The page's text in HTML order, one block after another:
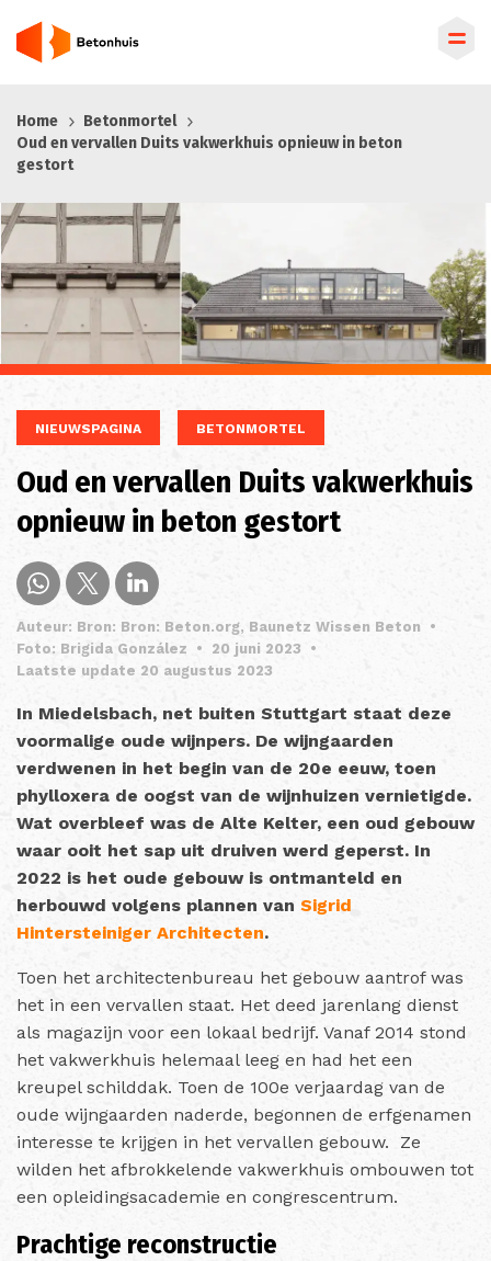
en
naar
de
inhoud
gaan
Home
Betonmortel
Oud en vervallen Duits vakwerkhuis opnieuw in beton
gestort
NIEUWSPAGINA BETONMORTEL
Oud en vervallen Duits vakwerkhuis
opnieuw in beton gestort
Auteur: Bron: Bron: Beton.org, Baunetz Wissen Beton
•
Foto: Brigida González
• 20 juni 2023
•
Laatste update 20 augustus 2023
In Miedelsbach, net buiten Stuttgart staat deze
voormalige oude wijnpers. De wijngaarden
verdwenen in het begin van de 20e eeuw, toen
phylloxera de oogst van de wijnhuizen vernietigde.
Wat overbleef was de Alte Kelter, een oud gebouw
waar ooit het sap uit druiven werd geperst. In
2022 is het oude gebouw is ontmanteld en
herbouwd volgens plannen van Sigrid
Hintersteiniger Architecten.
Toen het architectenbureau het gebouw aantrof was
het in een vervallen staat. Het deed jarenlang dienst
als magazijn voor een lokaal bedrijf. Vanaf 2014 stond
het vakwerkhuis helemaal leeg en had het een
kreupel schilddak. Toen de 100e verjaardag van de
oude wijngaarden naderde, begonnen de erfgenamen
interesse te krijgen in het vervallen gebouw. Ze
wilden het afbrokkelende vakwerkhuis ombouwen tot
een opleidingsacademie en congrescentrum.
Prachtige reconstructie